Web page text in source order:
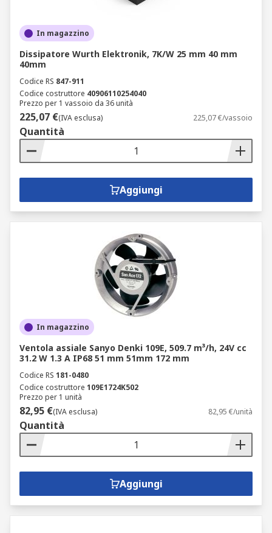
In magazzino
Dissipatore Wurth Elektronik, 7K/W 25 mm 40 mm
40mm
Codice RS 847-911
Codice costruttore 40906110254040
Prezzo per 1 vassoio da 36 unità
225,07 €(IVA esclusa) 225,07 €/vassoio
Quantità
Aggiungi
In magazzino
Ventola assiale Sanyo Denki 109E, 509.7 m³/h, 24V cc
31.2 W 1.3 A IP68 51 mm 51mm 172 mm
Codice RS 181-0480
Codice costruttore 109E1724K502
Prezzo per 1 unità
82,95 €(IVA esclusa) 82,95 €/unità
Quantità
Aggiungi